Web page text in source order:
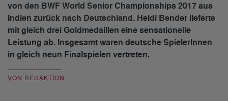
von den BWF World Senior Championships 2017 aus
Indien zurück nach Deutschland. Heidi Bender lieferte
mit gleich drei Goldmedaillen eine sensationelle
Leistung ab. Insgesamt waren deutsche SpielerInnen
in gleich neun Finalspielen vertreten.
VON REDAKTION